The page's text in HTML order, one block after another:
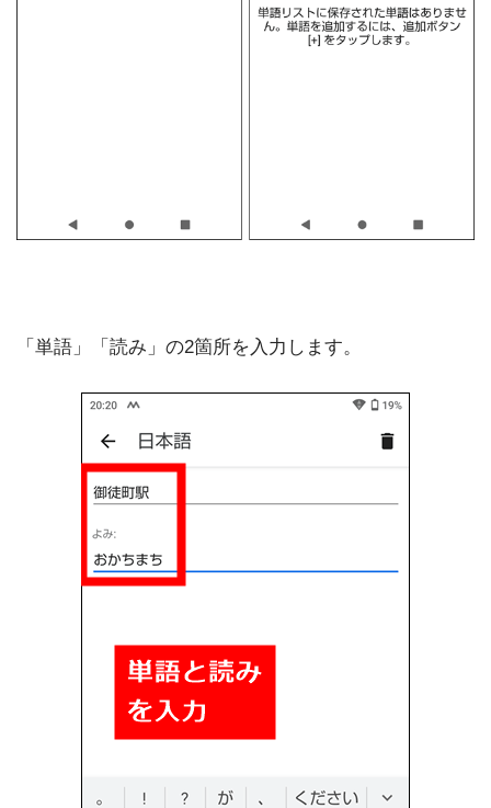
「単語」「読み」の2箇所を入力します。